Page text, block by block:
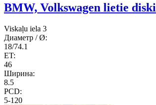
BMW, Volkswagen lietie diski
Viskaļu iela 3
Диаметр / Ø:
18/74.1
ET:
46
Ширина:
8.5
PCD:
5-120